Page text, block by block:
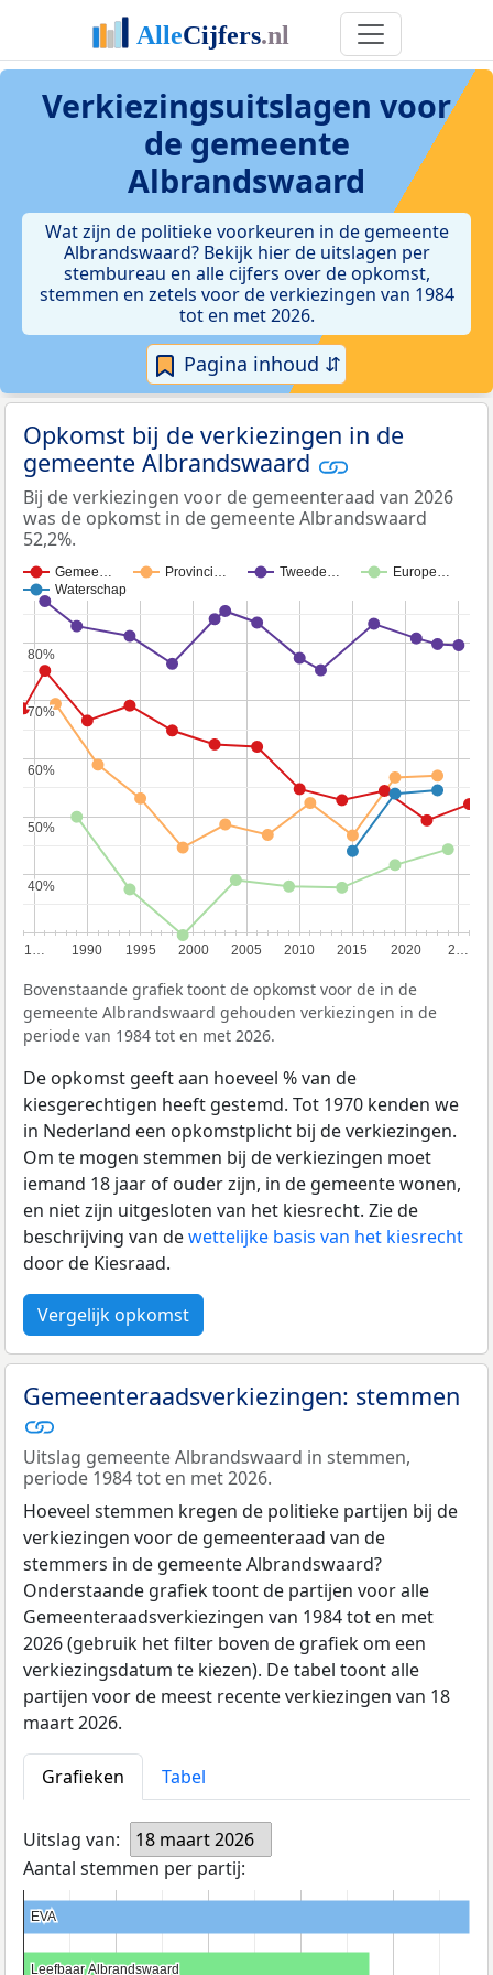
Verkiezingsuitslagen voor
de gemeente
Albrandswaard
Wat zijn de politieke voorkeuren in de gemeente
Albrandswaard? Bekijk hier de uitslagen per
stembureau en alle cijfers over de opkomst,
stemmen en zetels voor de verkiezingen van 1984
tot en met 2026.
Pagina inhoud ⇵
Opkomst bij de verkiezingen in de
gemeente Albrandswaard
Bij de verkiezingen voor de gemeenteraad van 2026
was de opkomst in de gemeente Albrandswaard
52,2%.
Gemee… Provinci… Tweede…
Europe…
Waterschap
1… 1990 1995 2000 2005 2010 2015 2020 2…
40%
40%
50%
50%
60%
60%
70%
70%
80%
80%
Bovenstaande grafiek toont de opkomst voor de in de
gemeente Albrandswaard gehouden verkiezingen in de
periode van 1984 tot en met 2026.
De opkomst geeft aan hoeveel % van de
kiesgerechtigen heeft gestemd. Tot 1970 kenden we
in Nederland een opkomstplicht bij de verkiezingen.
Om te mogen stemmen bij de verkiezingen moet
iemand 18 jaar of ouder zijn, in de gemeente wonen,
en niet zijn uitgesloten van het kiesrecht. Zie de
beschrijving van dewettelijke basis van het kiesrecht
door de Kiesraad.
Vergelijk opkomst
Gemeenteraadsverkiezingen: stemmen
Uitslag gemeente Albrandswaard in stemmen,
periode 1984 tot en met 2026.
Hoeveel stemmen kregen de politieke partijen bij de
verkiezingen voor de gemeenteraad van de
stemmers in de gemeente Albrandswaard?
Onderstaande grafiek toont de partijen voor alle
Gemeenteraadsverkiezingen van 1984 tot en met
2026 (gebruik het filter boven de grafiek om een
verkiezingsdatum te kiezen). De tabel toont alle
partijen voor de meest recente verkiezingen van 18
maart 2026.
Grafieken Tabel
Uitslag van:
18 maart 2026
Aantal stemmen per partij:
EVA
EVA
Leefbaar Albrandswaard
Leefbaar Albrandswaard